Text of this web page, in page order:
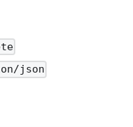
json